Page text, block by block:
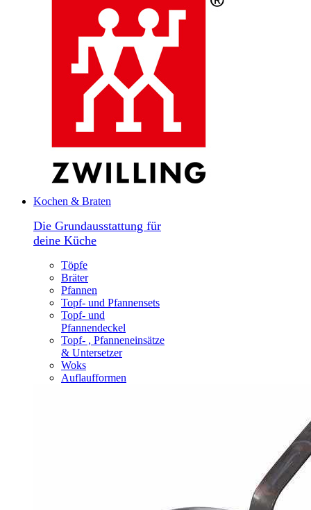
Kochen & Braten
Die Grundausstattung für
deine Küche
Töpfe
Bräter
Pfannen
Topf- und Pfannensets
Topf- und
Pfannendeckel
Topf- , Pfanneneinsätze
& Untersetzer
Woks
Auflaufformen